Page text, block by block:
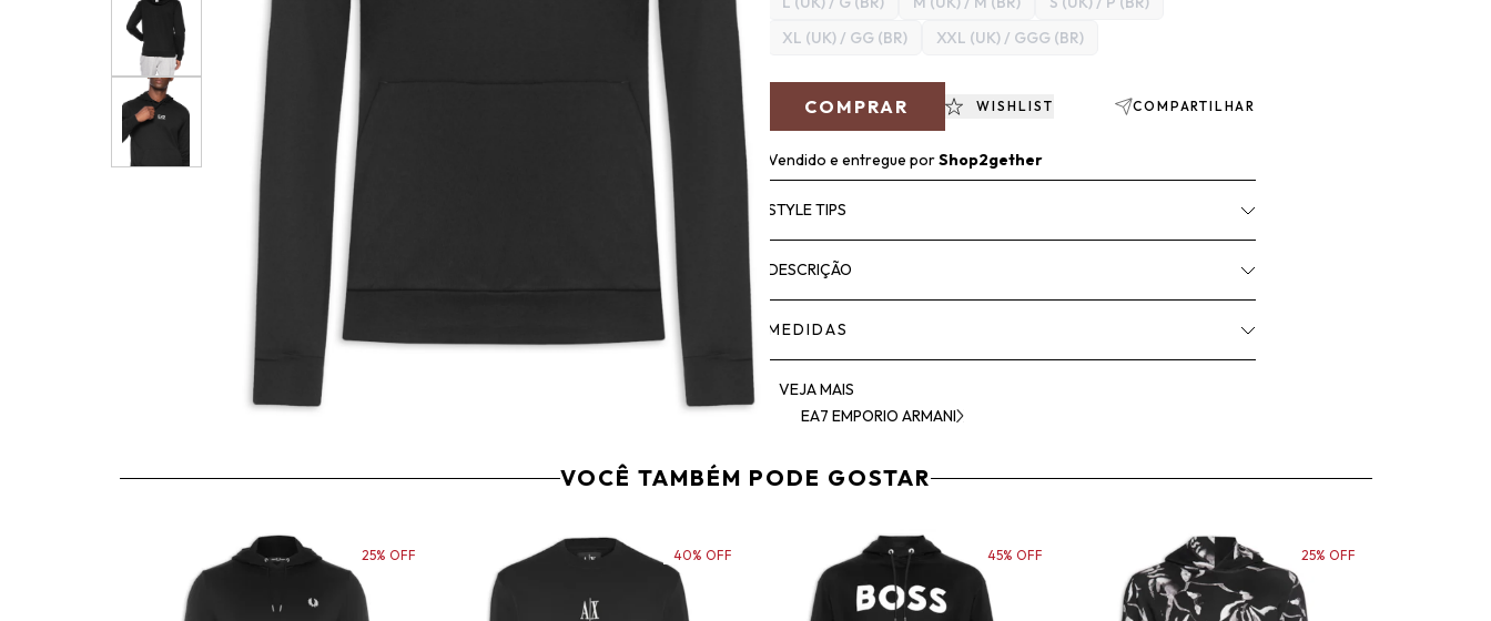
XL (UK) / GG (BR)
XXL (UK) / GGG (BR)
COMPRAR WISHLIST COMPARTILHAR
Vendido e entregue porShop2gether
STYLE TIPS
DESCRIÇÃO
MEDIDAS
VEJA MAIS
EA7 EMPORIO ARMANI
VOCÊ TAMBÉM PODE GOSTAR
25% OFF 40% OFF 45% OFF 25% OFF